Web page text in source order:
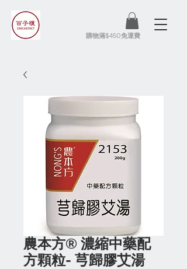
​購物滿$450免運費
農本方® 濃縮中藥配
方顆粒- 芎歸膠艾湯